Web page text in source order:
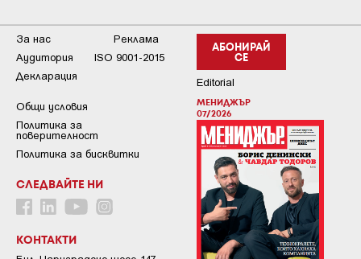
АБОНИРАЙ
СЕ
Editorial
МЕНИДЖЪР
07/2026
За нас
Реклама
Аудитория
ISO 9001-2015
Декларация
Общи условия
Пoлитикa зa
пoвepитeлнocт
Политика за бисквитки
СЛЕДВАЙТЕ НИ
КОНТАКТИ